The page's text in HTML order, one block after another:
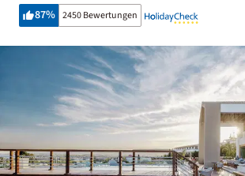
87% 2450 Bewertungen